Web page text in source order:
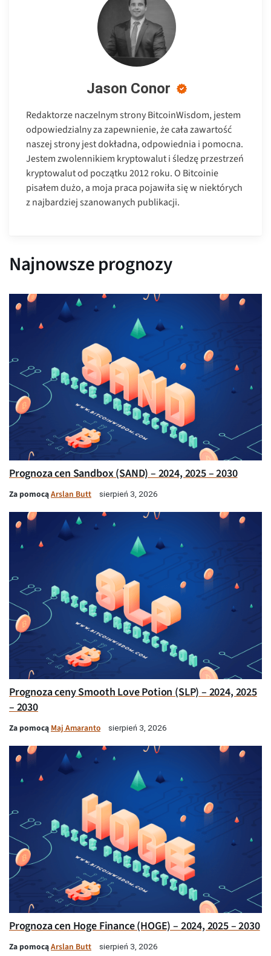
Jason Conor
Redaktorze naczelnym strony BitcoinWisdom, jestem
odpowiedzialny za zapewnienie, że cała zawartość
naszej strony jest dokładna, odpowiednia i pomocna.
Jestem zwolennikiem kryptowalut i śledzę przestrzeń
kryptowalut od początku 2012 roku. O Bitcoinie
pisałem dużo, a moja praca pojawiła się w niektórych
z najbardziej szanowanych publikacji.
Najnowsze prognozy
Prognoza cen Sandbox (SAND) – 2024, 2025 – 2030
Za pomocąArslan Butt sierpień 3, 2026
Prognoza ceny Smooth Love Potion (SLP) – 2024, 2025
– 2030
Za pomocą Maj Amaranto sierpień 3, 2026
Prognoza cen Hoge Finance (HOGE) – 2024, 2025 – 2030
Za pomocąArslan Butt sierpień 3, 2026